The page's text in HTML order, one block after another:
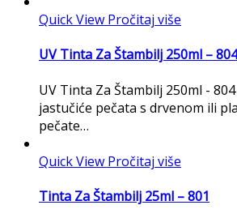
Quick View Pročitaj više
UV Tinta Za Štambilj 250ml – 804
UV Tinta Za Štambilj 250ml -
jastučiće pečata s drvenom ili
pečate…
Quick View Pročitaj više
Tinta Za Štambilj 25ml – 801